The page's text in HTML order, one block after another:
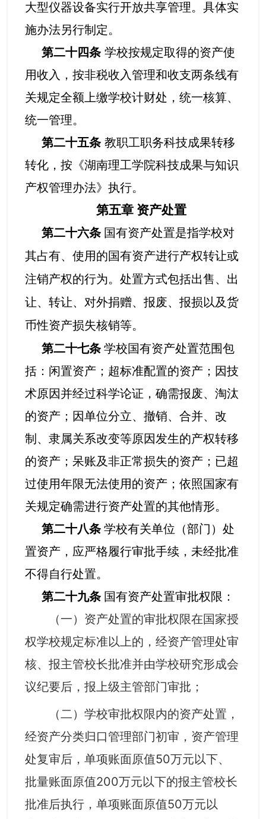
大型仪器设备实行开放共享管理。具体实
施办法另行制定。
第二十四条 学校按规定取得的资产使
用收入，按非税收入管理和收支两条线有
关规定全额上缴学校计财处，统一核算、
统一管理。
第二十五条 教职工职务科技成果转移
转化，按《湖南理工学院科技成果与知识
产权管理办法》执行。
第五章 资产处置
第二十六条 国有资产处置是指学校对
其占有、使用的国有资产进行产权转让或
注销产权的行为。处置方式包括出售、出
让、转让、对外捐赠、报废、报损以及货
币性资产损失核销等。
第二十七条学校国有资产处置范围包
括：闲置资产；超标准配置的资产；因技
术原因并经过科学论证，确需报废、淘汰
的资产；因单位分立、撤销、合并、改
制、隶属关系改变等原因发生的产权转移
的资产；呆账及非正常损失的资产；已超
过使用年限无法使用的资产；依照国家有
关规定确需进行资产处置的其他情形。
第二十八条学校有关单位（部门）处
置资产，应严格履行审批手续，未经批准
不得自行处置。
第二十九条 国有资产处置审批权限：
（一）资产处置的审批权限在国家授
权学校规定标准以上的，经资产管理处审
核、报主管校长批准并由学校研究形成会
议纪要后 ，报上级主管部门审批；
（二）学校审批权限内的资产处置，
经资产分类归口管理部门初审，资产管理
处复审后，单项账面原值50万元以下、
批量账面原值200万元以下的报主管校长
批准后执行，单项账面原值50万元以